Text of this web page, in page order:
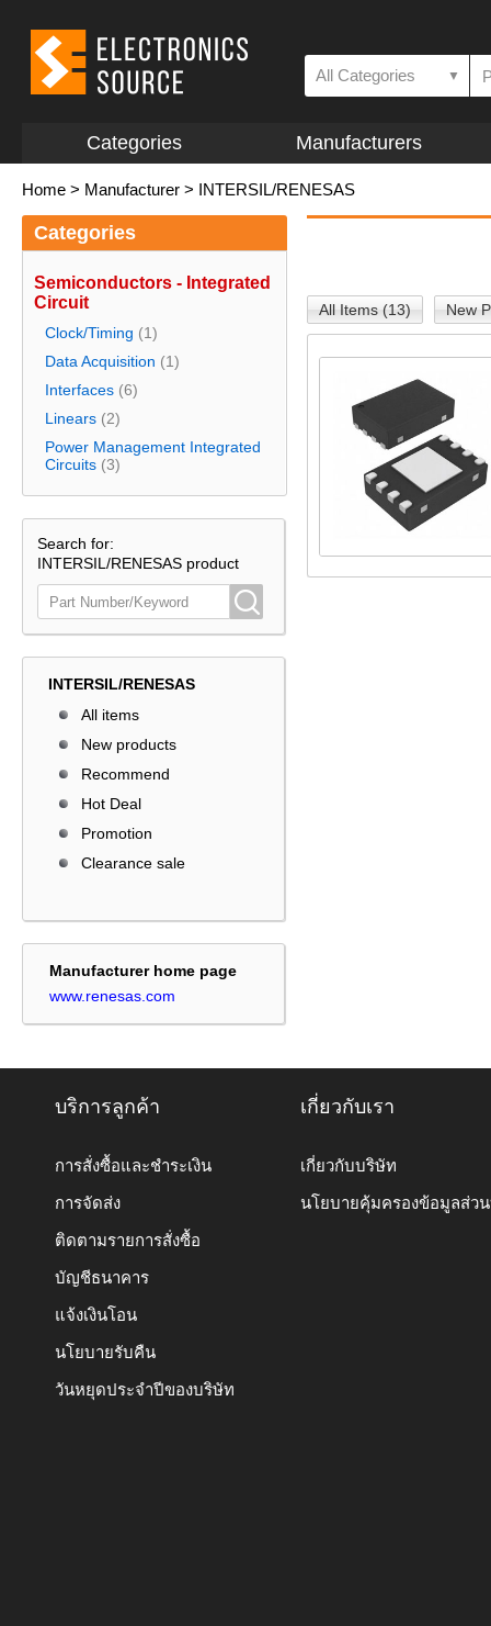
All Categories ▼
Categories Manufacturers
Home > Manufacturer > INTERSIL/RENESAS
Categories
Semiconductors - Integrated
Circuit
Clock/Timing (1)
Data Acquisition (1)
Interfaces (6)
Linears (2)
Power Management Integrated
Circuits (3)
Search for:
INTERSIL/RENESAS product
INTERSIL/RENESAS
All items
New products
Recommend
Hot Deal
Promotion
Clearance sale
Manufacturer home page
www.renesas.com
All Items (13) New
บริการลูกค้า
การสั่งซื้อและชำระเงิน
การจัดส่ง
ติดตามรายการสั่งซื้อ
บัญชีธนาคาร
แจ้งเงินโอน
นโยบายรับคืน
วันหยุดประจำปีของบริษัท
เกี่ยวกับเรา
เกี่ยวกับบริษัท
นโยบายคุ้มครองข้อมูลส่ว